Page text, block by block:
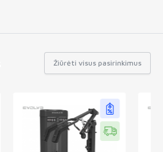
Žiūrėti visus pasirinkimus